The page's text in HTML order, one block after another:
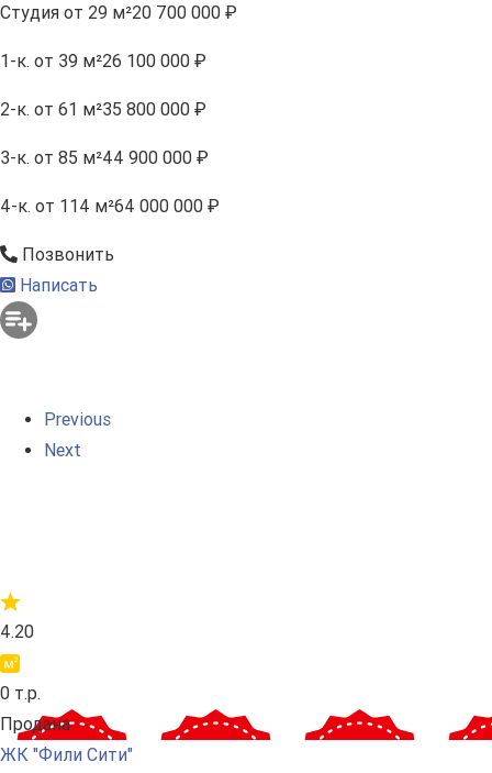
Студия от 29 м²20 700 000 ₽
1-к. от 39 м²26 100 000 ₽
2-к. от 61 м²35 800 000 ₽
3-к. от 85 м²44 900 000 ₽
4-к. от 114 м²64 000 000 ₽
Позвонить
Написать
Previous
Next
4.20
0 т.р.
Продана
ЖК "Фили Сити"